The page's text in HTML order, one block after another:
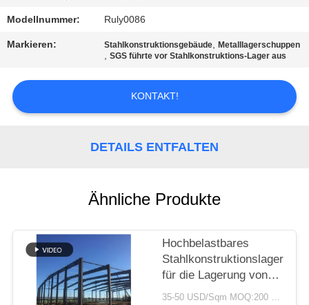
QUALITÄTSKONTROLLE
TRETEN
SIE
MIT
NACHRICHTEN
STÖRUNGS-
LÖSUNG
Modellnummer: Ruly0086
Markieren: Stahlkonstruktionsgebäude,Metalllagerschuppen
,SGS führte vor Stahlkonstruktions-Lager aus
KONTAKT!
DETAILS ENTFALTEN
Ähnliche Produkte
Hochbelastbares
Stahlkonstruktionslager
für die Lagerung von
Zementwerken
35-50 USD/Sqm MOQ:200 sqm